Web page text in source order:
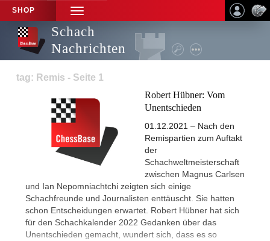
SHOP
TOGGLE
NAVIGATION
Schach
Nachrichten
tag: Remis - Seite 1
Robert Hübner: Vom
Unentschieden
01.12.2021 – Nach den
Remispartien zum Auftakt
der
Schachweltmeisterschaft
zwischen Magnus Carlsen
und Ian Nepomniachtchi zeigten sich einige
Schachfreunde und Journalisten enttäuscht. Sie hatten
schon Entscheidungen erwartet. Robert Hübner hat sich
für den Schachkalender 2022 Gedanken über das
Unentschieden gemacht, wundert sich, dass es so